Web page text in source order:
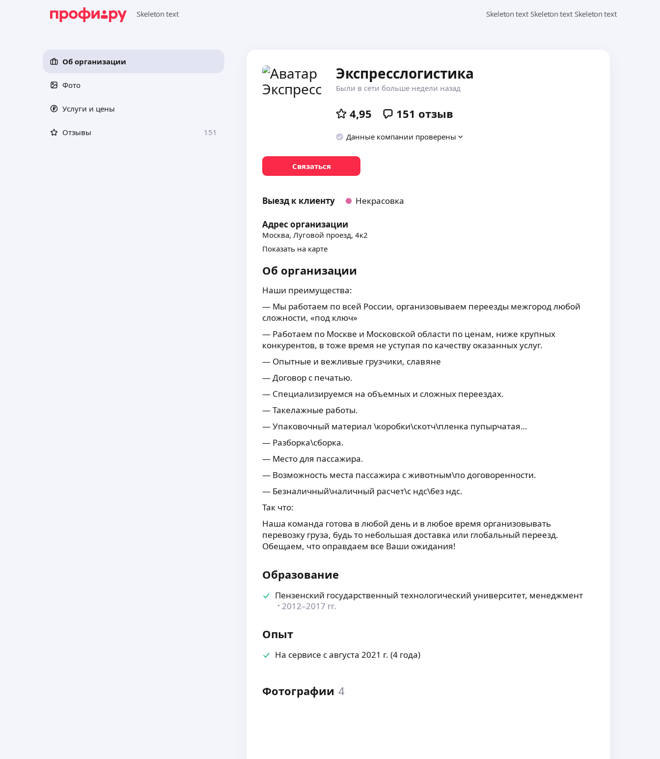
Об организации
Фото
Услуги и цены
Отзывы 151
Экспресслогистика
Были в сети больше недели назад
4,95 151 отзыв
Данные компании проверены
Связаться
Выезд к клиенту Некрасовка
Адрес организации
Москва, Луговой проезд, 4к2
Показать на карте
Об организации
Наши преимущества:
— Мы работаем по всей России, организовываем переезды межгород любой
сложности, «под ключ»
— Работаем по Москве и Московской области по ценам, ниже крупных
конкурентов, в тоже время не уступая по качеству оказанных услуг.
— Опытные и вежливые грузчики, славяне
— Договор с печатью.
— Специализируемся на объемных и сложных переездах.
— Такелажные работы.
— Упаковочный материал \коробки\скотч\пленка пупырчатая…
— Разборка\сборка.
— Место для пассажира.
— Возможность места пассажира с животным\по договоренности.
— Безналичный\наличный расчет\с ндс\без ндс.
Так что:
Наша команда готова в любой день и в любое время организовывать
перевозку груза, будь то небольшая доставка или глобальный переезд.
Обещаем, что оправдаем все Ваши ожидания!
Образование
Пензенский государственный технологический университет, менеджмент
2012–2017 гг.
Опыт
На сервисе с августа 2021 г. (4 года)
Фотографии 4